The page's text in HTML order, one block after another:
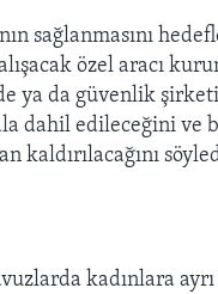
sağlanmasını
özel aracı
ya da güvenlik
dahil edileceğini ve
kaldırılacağını
kadınlara